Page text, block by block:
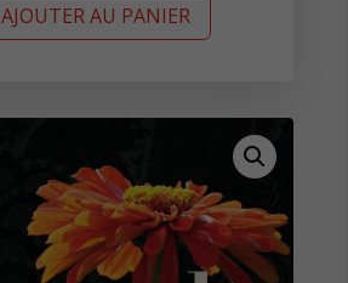
AJOUTER AU PANIER